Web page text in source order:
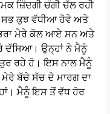
ਜ਼ਿੰਦਗੀ ਚੰਗੀ ਚੱਲ ਰਹੀ
ਸਭ ਕੁਝ ਵੱਧੀਆ ਹੋਵੇ ਅਤੇ
ਮੇਰੇ ਕੋਲ ਆਏ ਸਨ ਅਤੇ
ਦੱਸਿਆ। ਉਨ੍ਹਾਂ ਨੇ ਮੈਨੂੰ
ਰਹੇ ਹੋ। ਇਸ ਨਾਲ ਮੈਨੂੰ
ਮੇਰੇ ਬੱਚੇ ਸੱਚ ਦੇ ਮਾਰਗ ਦਾ
ਮੈਨੂੰ ਇਸ ਤੋਂ ਵੱਧ ਹੋਰ